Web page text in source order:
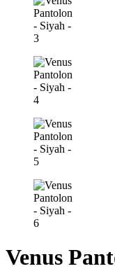
Venus